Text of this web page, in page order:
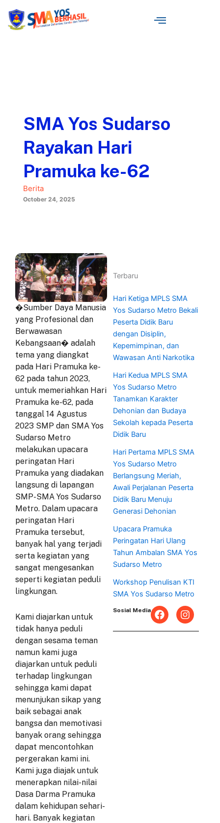
SMA Yos Sudarso
Rayakan Hari
Pramuka ke-62
Berita
October 24, 2025
�Sumber Daya Manusia
yang Profesional dan
Berwawasan
Kebangsaan� adalah
tema yang diangkat
pada Hari Pramuka ke-
62 pada tahun 2023,
untuk memeriahkan Hari
Pramuka ke-62, pada
tanggal 14 Agustus
2023 SMP dan SMA Yos
Sudarso Metro
melakukan upacara
peringatan Hari
Pramuka yang diadakan
langsung di lapangan
SMP-SMA Yos Sudarso
Metro. Dalam upacara
peringatan Hari
Pramuka tersebut,
banyak hal yang terjadi
serta kegiatan yang
sangat mengesankan
seperti kegiatan peduli
lingkungan.
Kami diajarkan untuk
tidak hanya peduli
dengan sesama teman
namun kami juga
diajarkan untuk peduli
terhadap lingkungan
sehingga kami dapat
menunjukan sikap yang
baik sebagai anak
bangsa dan memotivasi
banyak orang sehingga
dapat mencontohkan
pergerakan kami ini.
Kami juga diajak untuk
menerapkan nilai-nilai
Dasa Darma Pramuka
dalam kehidupan sehari-
hari. Banyak kegiatan
Terbaru
Hari Ketiga MPLS SMA
Yos Sudarso Metro Bekali
Peserta Didik Baru
dengan Disiplin,
Kepemimpinan, dan
Wawasan Anti Narkotika
Hari Kedua MPLS SMA
Yos Sudarso Metro
Tanamkan Karakter
Dehonian dan Budaya
Sekolah kepada Peserta
Didik Baru
Hari Pertama MPLS SMA
Yos Sudarso Metro
Berlangsung Meriah,
Awali Perjalanan Peserta
Didik Baru Menuju
Generasi Dehonian
Upacara Pramuka
Peringatan Hari Ulang
Tahun Ambalan SMA Yos
Sudarso Metro
Workshop Penulisan KTI
SMA Yos Sudarso Metro
Sosial Media
F
a
c
I
n
s